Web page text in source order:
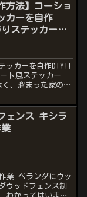
方法】コーショ
カーを自作
ステッカーキ
ッカーを自作DIY!!
ト風ステッカー
、溜まった家のこ
ェンス キシラ
業 ベランダにウッ
ウッドフェンス制